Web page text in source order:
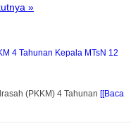
»
4 Tahunan Kepala MTsN 12
(PKKM) 4 Tahunan [[Baca